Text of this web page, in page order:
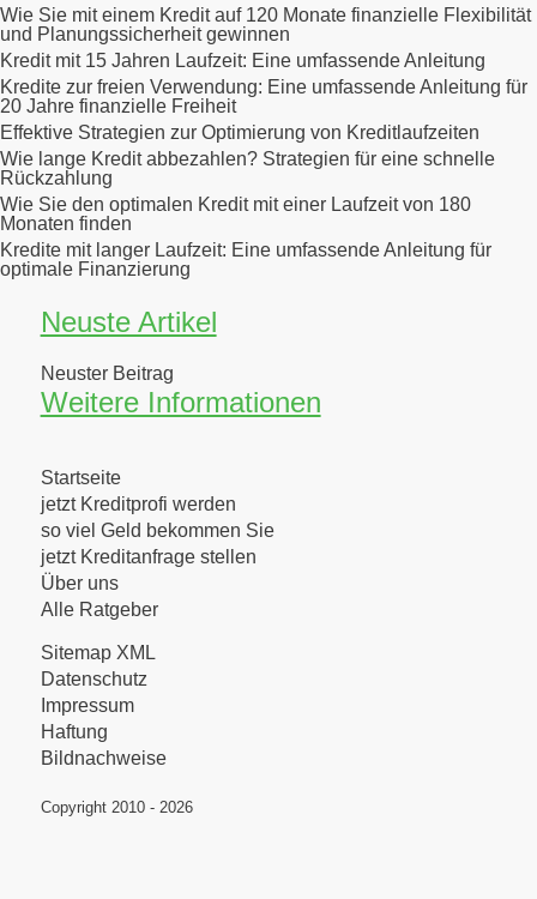
Wie Sie mit einem Kredit auf 120 Monate finanzielle Flexibilität
und Planungssicherheit gewinnen
Kredit mit 15 Jahren Laufzeit: Eine umfassende Anleitung
Kredite zur freien Verwendung: Eine umfassende Anleitung für
20 Jahre finanzielle Freiheit
Effektive Strategien zur Optimierung von Kreditlaufzeiten
Wie lange Kredit abbezahlen? Strategien für eine schnelle
Rückzahlung
Wie Sie den optimalen Kredit mit einer Laufzeit von 180
Monaten finden
Kredite mit langer Laufzeit: Eine umfassende Anleitung für
optimale Finanzierung
Neuste Artikel
Neuster Beitrag
Weitere Informationen
Startseite
jetzt Kreditprofi werden
so viel Geld bekommen Sie
jetzt Kreditanfrage stellen
Über uns
Alle Ratgeber
Sitemap XML
Datenschutz
Impressum
Haftung
Bildnachweise
Copyright 2010 - 2026